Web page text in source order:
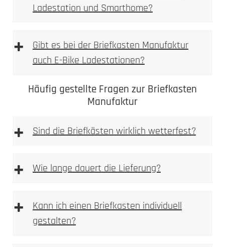
Ladestation und Smarthome?
+
Gibt es bei der Briefkasten Manufaktur
auch E-Bike Ladestationen?
Fahrrad-Ladestationen
Häufig gestellte Fragen zur Briefkasten
Manufaktur
+ Sind die Briefkästen wirklich wetterfest?
+ Wie lange dauert die Lieferung?
+
Kann ich einen Briefkasten individuell
gestalten?